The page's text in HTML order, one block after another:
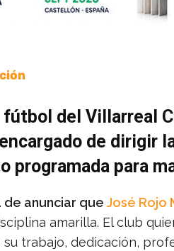
del Villarreal
de dirigir
programada para
de anunciar que José Rojo
amarilla. El club
trabajo, dedicación,